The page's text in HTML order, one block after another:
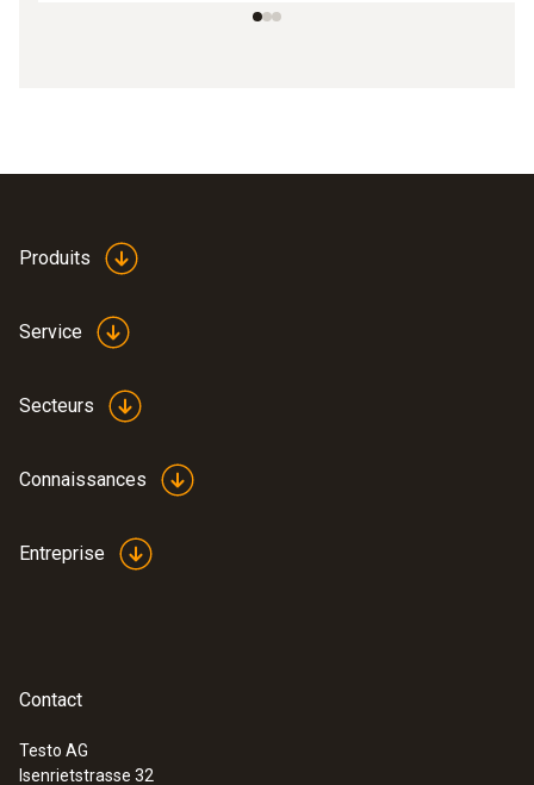
Produits
Service
Secteurs
Connaissances
Entreprise
Contact
Testo AG
Isenrietstrasse 32